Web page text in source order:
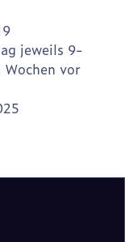
jeweils 9-
vor